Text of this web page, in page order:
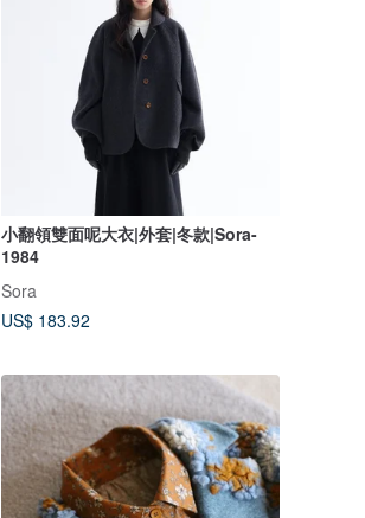
小翻領雙面呢大衣|外套|冬款|Sora-
1984
Sora
US$ 183.92